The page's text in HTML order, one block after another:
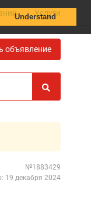
Understand
Услуги
объявление
№1883429
19 декабря 2024